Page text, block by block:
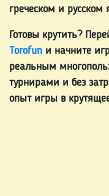
греческом и русском
Готовы крутить?
Torofun и начните
реальным
турнирами и без
опыт игры в